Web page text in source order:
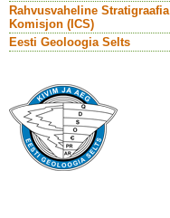
Rahvusvaheline Stratigraafia
Komisjon (ICS)
Eesti Geoloogia Selts